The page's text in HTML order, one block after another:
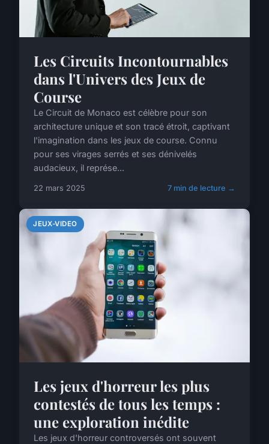
Les Circuits Incontournables
dans l'Univers des Jeux de
Course
Le Circuit de Monaco est célèbre pour son
architecture unique et son tracé étroit, captivant
l'imagination dans les jeux de course. Connu
pour ses virages serrés et ses dénivelés
audacieux, il représe...
22 mars 2025 7 min de lecture →
JEUX-VIDEO
Les jeux d'horreur les plus
contestés de tous les temps :
une exploration inédite
Les jeux d'horreur controversés ont souvent